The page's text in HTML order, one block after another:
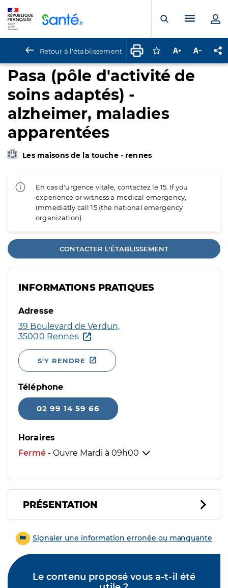
Ouvrir laMenu
Retour à l'établissement Connectez-vous
Augmenter la
Pasa (pôle d'activité de
soins adaptés) -
alzheimer, maladies
apparentées
Les maisons de la touche - rennes
En cas d'urgence vitale, contactez le 15. If you
experience or witness a medical emergency,
immediatly call 15 (the national emergency
organization).
CONTACTER L'ÉTABLISSEMENT
INFORMATIONS PRATIQUES
Adresse
39 Boulevard de Verdun,
35000 Rennes
S'Y RENDRE
Téléphone
02 99 14 59 66
Horaires
Fermé - Ouvre Mardi à 09h00
PRÉSENTATION
Signaler une information erronée ou manquante
Le contenu proposé vous a-t-il été